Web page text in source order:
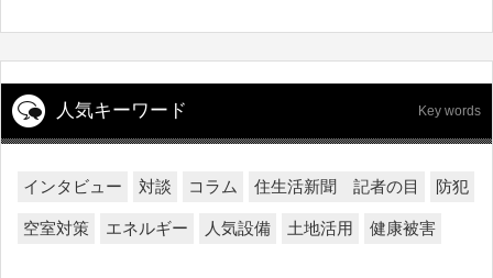
人気キーワード Key words
インタビュー 対談 コラム 住生活新聞 記者の目 防犯
空室対策 エネルギー 人気設備 土地活用 健康被害